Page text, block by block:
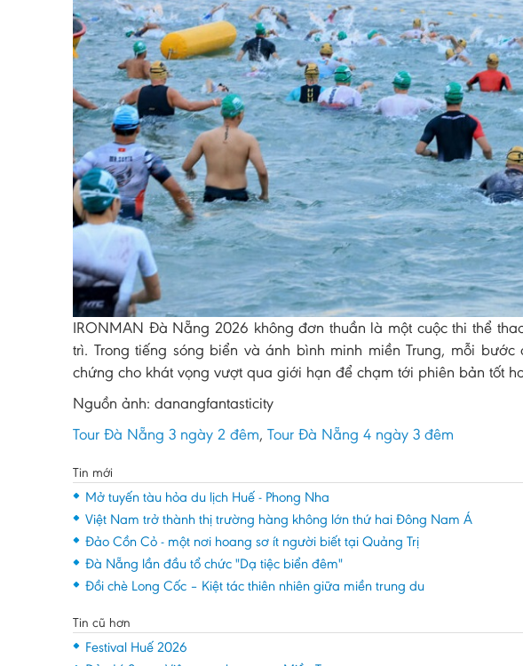
IRONMAN Đà Nẵng 2026 không đơn thuần là một cuộc thi thể
trì. Trong tiếng sóng biển và ánh bình minh miền Trung, mỗi
chứng cho khát vọng vượt qua giới hạn để chạm tới phiên bản tốt
Nguồn ảnh: danangfantasticity
Tour Đà Nẵng 3 ngày 2 đêm, Tour Đà Nẵng 4 ngày 3 đêm
Tin mới
Mở tuyến tàu hỏa du lịch Huế - Phong Nha
Việt Nam trở thành thị trường hàng không lớn thứ hai Đông Nam Á
Đảo Cồn Cỏ - một nơi hoang sơ ít người biết tại Quảng Trị
Đà Nẵng lần đầu tổ chức "Dạ tiệc biển đêm"
Đồi chè Long Cốc – Kiệt tác thiên nhiên giữa miền trung du
Tin cũ hơn
Festival Huế 2026